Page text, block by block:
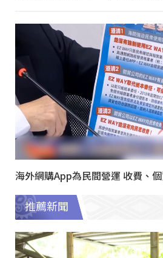
海外網購App為民間營運 收費、
推薦新聞